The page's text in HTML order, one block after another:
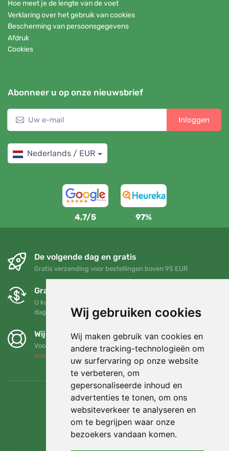
Wij gebruiken cookies
Wij maken gebruik van cookies en
andere tracking-technologieën om
uw surfervaring op onze website
te verbeteren, om
gepersonaliseerde inhoud en
advertenties te tonen, om ons
websiteverkeer te analyseren en
om te begrijpen waar onze
bezoekers vandaan komen.
Hoe meet je de lengte van de voet
Verklaring over het gebruik van cookies
Bescherming van persoonsgegevens
Afdruk
Cookies
Abonneer u op onze nieuwsbrief
Inloggen
Nederlands / EUR
4,7/5 97%
De volgende dag en gratis
Gratis verzending voor bestellingen boven 95 EUR
Gratis ruilen en retourneren
U kunt uw bestelling op elk gewenst moment binnen 90
dagen retourneren of ruilen
Wij steunen Trees.org
Voor elke bestelling planten we een boom! Lees meer Over
ons